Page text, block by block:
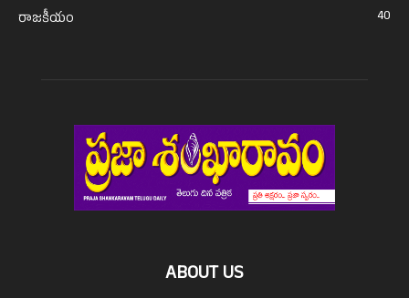
రాజకీయం
40
ABOUT US